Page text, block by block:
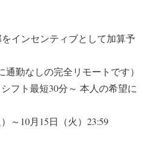
インセンティブとして加算予
通勤なしの完全リモートです）
フト最短30分～ 本人の希望に
～10月15日（火）23:59